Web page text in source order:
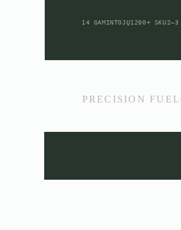
14 GAMINTOJŲ1200+ SKU2–3
PRECISION FUEL